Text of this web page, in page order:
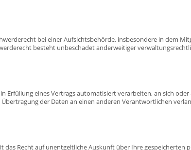
bei einer Aufsichtsbehörde, insbesondere in dem
besteht unbeschadet anderweitiger
Erfüllung eines Vertrags automatisiert verarbeiten, an sich
der Daten an einen anderen Verantwortlichen
das Recht auf unentgeltliche Auskunft über Ihre